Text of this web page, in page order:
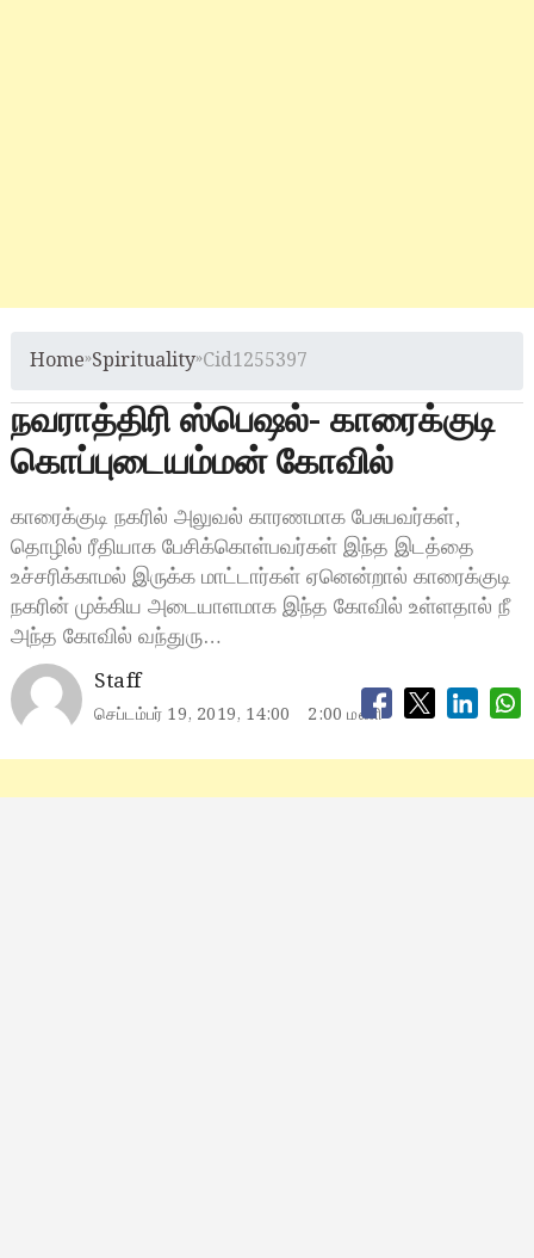
Home»Spirituality»Cid1255397
நவராத்திரி ஸ்பெஷல்- காரைக்குடி
கொப்புடையம்மன் கோவில்
காரைக்குடி நகரில் அலுவல் காரணமாக பேசுபவர்கள்,
தொழில் ரீதியாக பேசிக்கொள்பவர்கள் இந்த இடத்தை
உச்சரிக்காமல் இருக்க மாட்டார்கள் ஏனென்றால் காரைக்குடி
நகரின் முக்கிய அடையாளமாக இந்த கோவில் உள்ளதால் நீ
அந்த கோவில் வந்துரு…
Staff
செப்டம்பர் 19, 2019, 14:00 2:00 மணி